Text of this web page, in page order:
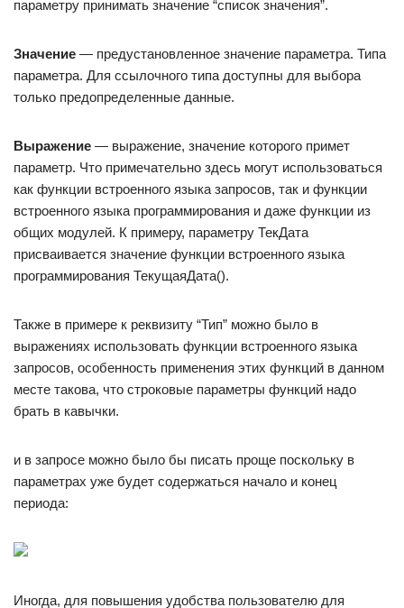
параметру принимать значение “список значения”.
Значение — предустановленное значение параметра. Типа
параметра. Для ссылочного типа доступны для выбора
только предопределенные данные.
Выражение — выражение, значение которого примет
параметр. Что примечательно здесь могут использоваться
как функции встроенного языка запросов, так и функции
встроенного языка программирования и даже функции из
общих модулей. К примеру, параметру ТекДата
присваивается значение функции встроенного языка
программирования ТекущаяДата().
Также в примере к реквизиту “Тип” можно было в
выражениях использовать функции встроенного языка
запросов, особенность применения этих функций в данном
месте такова, что строковые параметры функций надо
брать в кавычки.
и в запросе можно было бы писать проще поскольку в
параметрах уже будет содержаться начало и конец
периода:
Иногда, для повышения удобства пользователю для